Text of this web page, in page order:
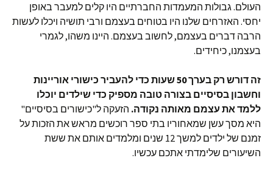
העולם. גבולות המעמדות החברתיים היו קלים למעבר באופן
יחסי. האזרחים שלנו היו בטוחים בעצמם ורבי תושיה ויכלו לעשות
הרבה דברים בעצמם, לחשוב בעצמם. היינו משהו, לגמרי
בעצמנו, כיחידים.
זה דורש רק בערך 50 שעות כדי להעביר כישורי אוריינות
וחשבון בסיסיים בצורה טובה מספיק כדי שילדים יוכלו
ללמד את עצמם מאותה נקודה. הזעקה ל"כישורים בסיסיים"
היא מסך עשן שמאחוריו בתי ספר רוכשים מראש את הזכות על
זמנם של ילדים למשך 12 שנים ומלמדים אותם את ששת
השיעורים שלימדתי אתכם עכשיו.